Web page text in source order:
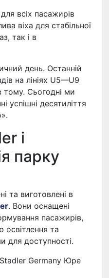
всіх пасажирів
віха для стабільної
так і в
день. Останній
на лініях U5—U9
тому. Сьогодні ми
успішні десятиліття
і
парку
та виготовлені в
. Вони оснащені
пасажирів,
освітлення та
для доступності.
Germany Юре